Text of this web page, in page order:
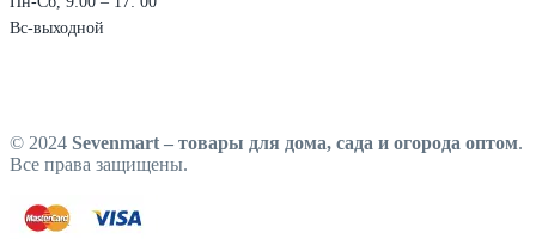
Вс-выходной
© 2024 Sevenmart – товары для дома, сада и огорода оптом.
Все права защищены.